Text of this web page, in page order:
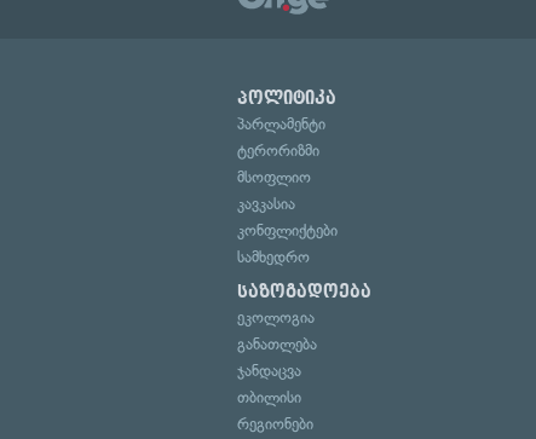
პოლიტიკა
პარლამენტი
ტერორიზმი
მსოფლიო
კავკასია
კონფლიქტები
სამხედრო
საზოგადოება
ეკოლოგია
განათლება
ჯანდაცვა
თბილისი
რეგიონები